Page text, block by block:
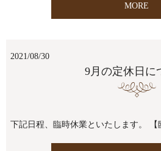
MORE
2021/08/30
9月の定休日に
下記日程、臨時休業といたします。 【